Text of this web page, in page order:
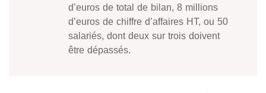
d’euros de total de bilan, 8 millions
d’euros de chiffre d’affaires HT, ou 50
salariés, dont deux sur trois doivent
être dépassés.